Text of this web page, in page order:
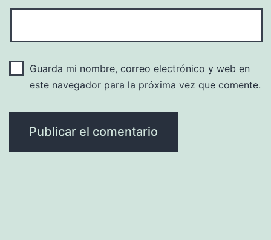
Guarda mi nombre, correo electrónico y web en
este navegador para la próxima vez que comente.